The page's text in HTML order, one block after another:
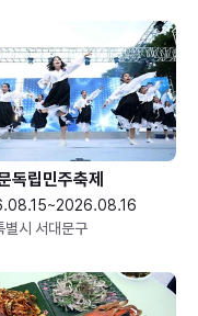
독립민주축제
별시 서대문구